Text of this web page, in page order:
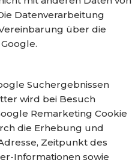
Datenverarbeitung
über die
Suchergebnissen
wird bei Besuch
Remarketing Cookie
die Erhebung und
Zeitpunkt des
Informationen sowie